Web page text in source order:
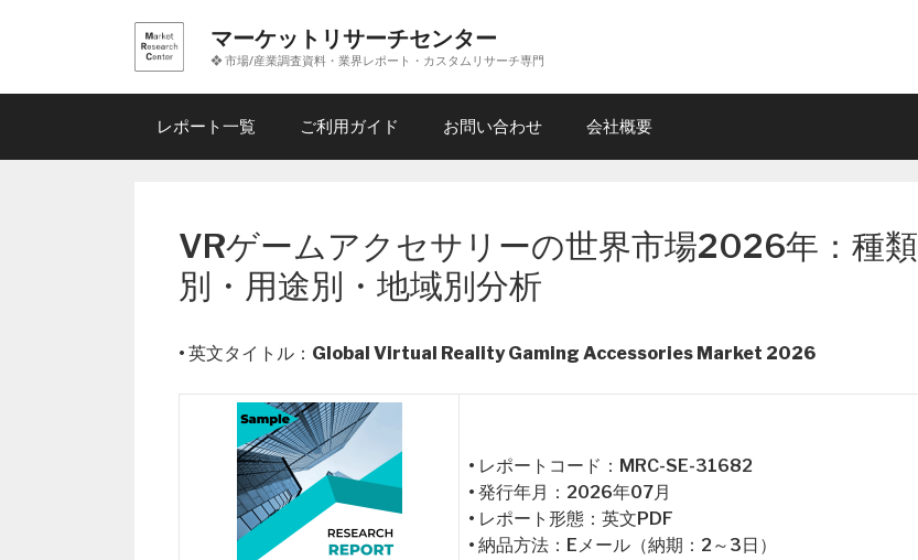
ン
マーケットリサーチセンター
❖ 市場/産業調査資料・業界レポート・カスタムリサーチ専門
レポート一覧 ご利用ガイド お問い合わせ 会社概要
VRゲームアクセサリーの世界市場2026年：種類
別・用途別・地域別分析
• 英文タイトル： Global Virtual Reality Gaming Accessories Market 2026
• レポートコード：MRC-SE-31682
• 発行年月：2026年07月
• レポート形態：英文PDF
• 納品方法：Eメール（納期：2～3日）